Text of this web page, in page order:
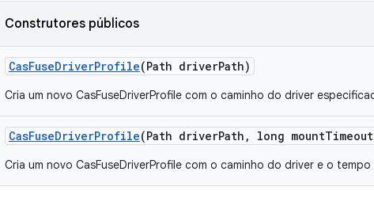
Construtores públicos
CasFuseDriverProfile(Path driverPath)
Cria um novo CasFuseDriverProfile com o caminho do driver
CasFuseDriverProfile(Path driverPath , long mountTimeout
Cria um novo CasFuseDriverProfile com o caminho do driver e o